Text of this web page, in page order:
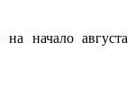
на начало августа